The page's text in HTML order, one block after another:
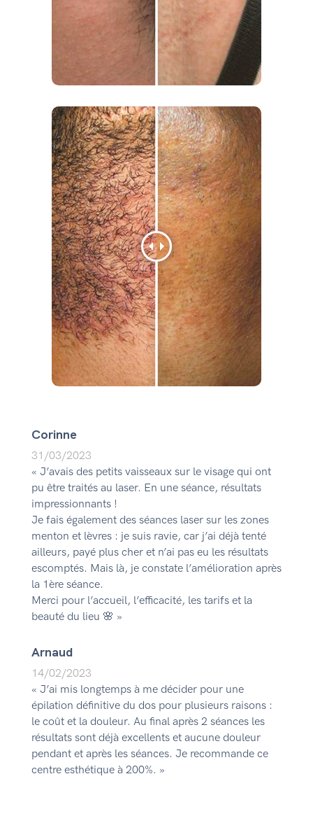
Corinne
31/03/2023
« J’avais des petits vaisseaux sur le visage qui ont
pu être traités au laser. En une séance, résultats
impressionnants !
Je fais également des séances laser sur les zones
menton et lèvres : je suis ravie, car j’ai déjà tenté
ailleurs, payé plus cher et n’ai pas eu les résultats
escomptés. Mais là, je constate l’amélioration après
la 1ère séance.
Merci pour l’accueil, l’efficacité, les tarifs et la
beauté du lieu 🌸 »
Arnaud
14/02/2023
« J’ai mis longtemps à me décider pour une
épilation définitive du dos pour plusieurs raisons :
le coût et la douleur. Au final après 2 séances les
résultats sont déjà excellents et aucune douleur
pendant et après les séances. Je recommande ce
centre esthétique à 200%. »